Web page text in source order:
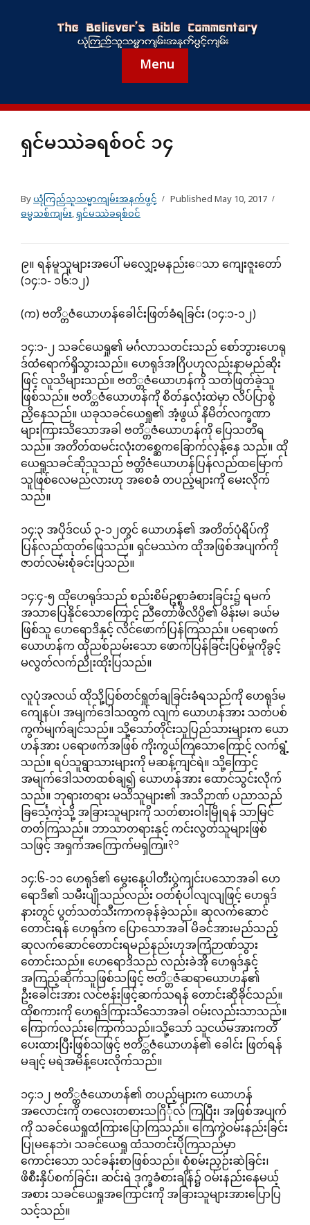
Menu
ရှင်မဿဲခရစ်ဝင် ၁၄
Byယုံကြည်သူသမ္မာကျမ်းအနက်ဖွင့် PublishedMay 10, 2017
ဓမ္မသစ်ကျမ်း,ရှင်မဿဲခရစ်ဝင်
၉။ ရန်မူသူများအပေါ် မလျှော့မနည်းေသာ ကျေးဇူးတော်
(၁၄:၁- ၁၆:၁၂)
(က) ဗတိ္တဇံယောဟန်ခေါင်းဖြတ်ခံရခြင်း (၁၄:၁-၁၂)
၁၄:၁-၂ သခင်ယေရှု၏ မင်္ဂလာသတင်းသည် စော်ဘွားဟေရု
ဒ်ထံရောက်ရှိသွားသည်။ ဟေရုဒ်အဂြိပဟုလည်းနာမည်ဆိုး
ဖြင့် လူသိများသည်။ ဗတိ္တဇံယောဟန်ကို သတ်ဖြတ်ခဲ့သူ
ဖြစ်သည်။ ဗတိ္တဇံယောဟန်ကို စိတ်နှလုံးထဲမှာ လိပ်ပြာစွဲ
ညှိနေသည်။ ယခုသခင်ယေရှု၏ အံ့ဖွယ် နိမိတ်လက္ခဏာ
များကြားသိသောအခါ ဗတိ္တဇံယောဟန်ကို ပြေသတိရ
သည်။ အတိတ်ထမင်းလုံးတစ္ဆေကခြောက်လှန့်နေ သည်။ ထို
ယေရှုသခင်ဆိုသူသည် ဗတ္တိဇံယောဟန်ပြန်လည်ထမြောက်
သူဖြစ်လေမည်လားဟု အစေခံ တပည့်များကို မေးလိုက်
သည်။
၁၄:၃ အပိုဒ်ငယ် ၃-၁၂တွင် ယောဟန်၏ အတိတ်ပုံရိပ်ကို
ပြန်လည်ထုတ်ဖြေသည်။ ရှင်မဿဲက ထိုအဖြစ်အပျက်ကို
ဇာတ်လမ်းစုံခင်းပြသည်။
၁၄:၄-၅ ထိုဟေရုဒ်သည် စည်းစိမ်ဥစ္စာခံစားခြင်း၌ ရမက်
အသာပြေနိုင်သောကြောင့် ညီတော်ဖိလိပ္ပိ၏ မိန်းမ၊ ခယ်မ
ဖြစ်သူ ဟေရောဒိနှင့် လိင်ဖောက်ပြန်ကြသည်။ ပရောဖက်
ယောဟန်က ထိုညစ်ညမ်းသော ဖောက်ပြန်ခြင်းပြစ်မှုကိုခွင့်
မလွတ်လက်ညိုးထိုးပြသည်။
လူပုံအလယ် ထိုသို့ပြစ်တင်ရှုတ်ချခြင်းခံရသည်ကို ဟေရုဒ်မ
ကျေနပ်၊ အမျက်ဒေါသထွက် လျက် ယောဟန်အား သတ်ပစ်
ကွက်မျက်ချင်သည်။ သို့သော်တိုင်းသူပြည်သားများက ယော
ဟန်အား ပရောဖက်အဖြစ် ကိုးကွယ်ကြသောကြောင့် လက်ရွံ့
သည်။ ရပ်သူရွာသားများကို မဆန့်ကျင်ရဲ။ သို့ကြောင့်
အမျက်ဒေါသတထစ်ချ၍ ယောဟန်အား ထောင်သွင်းလိုက်
သည်။ ဘုရားတရား မသိသူများ၏ အသိဉာဏ် ပညာသည်
ခြင်္သေ့ကဲ့သို့ အခြားသူများကို သတ်စားဝါးမြိုရန် သာမြင်
တတ်ကြသည်။ ဘာသာတရားနှင့် ကင်းလွတ်သူများဖြစ်
သဖြင့် အရှက်အကြောက်မရှကြ။၃၁
၁၄:၆-၁၁ ဟေရုဒ်၏ မွေးနေ့ပါတီးပွဲကျင်းပသောအခါ ဟေ
ရောဒိ၏ သမီးပျိုသည်လည်း ဝတ်စုံပါလျလျဖြင့် ဟေရုဒ်
နားတွင် ပွတ်သတ်သီးကာကခုန်ခဲ့သည်။ ဆုလက်ဆောင်
တောင်းရန် ဟေရုဒ်က ပြောသောအခါ မိခင်အားမည်သည့်
ဆုလက်ဆောင်တောင်းရမည်နည်းဟုအကြံဉာဏ်သွား
တောင်းသည်။ ဟေရောဒိသည် လည်းခဲအို ဟေရုဒ်နှင့်
အကြည့်ဆိုက်သူဖြစ်သဖြင့် ဗတိ္တဇံဆရာယောဟန်၏
ဦးခေါင်းအား လင်ဗန်းဖြင့်ဆက်သရန် တောင်းဆိုခိုင်သည်။
ထိုစကားကို ဟေရုဒ်ကြားသိသောအခါ ဝမ်းလည်းသာသည်။
ကြောက်လည်းကြောက်သည်။သို့သော် သူငယ်မအားကတိ
ပေးထားပြီးဖြစ်သဖြင့် ဗတိ္တဇံယောဟန်၏ ခေါင်း ဖြတ်ရန်
မချင့် မရဲအမိန့်ပေးလိုက်သည်။
၁၄:၁၂ ဗတိ္တဇံယောဟန်၏ တပည့်များက ယောဟန်
အလောင်းကို တလေးတစားသဂြိင်္ုလ် ကြပြီး၊ အဖြစ်အပျက်
ကို သခင်ယေရှုထံကြားပြောကြသည်။ ကြေကွဲဝမ်းနည်းခြင်း
ပြုမနေဘဲ၊ သခင်ယေရှု ထံသတင်းပိုကြသည်မှာ
ကောင်းသော သင်ခန်းစာဖြစ်သည်။ စုံစမ်းညှဉ်းဆဲခြင်း၊
ဖိစီးနှိပ်စက်ခြင်း၊ ဆင်းရဲ ဒုက္ခခံစားချိန်၌ ဝမ်းနည်းနေမယ့်
အစား သခင်ယေရှုအကြောင်းကို အခြားသူများအားပြောပြ
သင့်သည်။